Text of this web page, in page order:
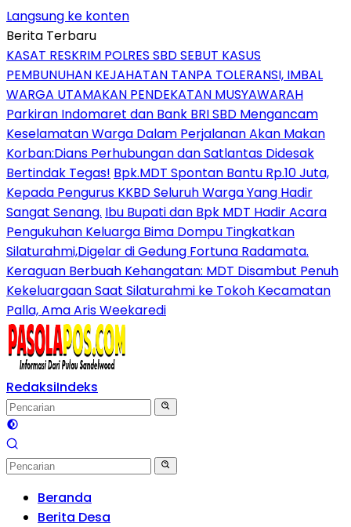
Langsung ke konten
Berita Terbaru
KASAT RESKRIM POLRES SBD SEBUT KASUS
PEMBUNUHAN KEJAHATAN TANPA TOLERANSI, IMBAL
WARGA UTAMAKAN PENDEKATAN MUSYAWARAH
Parkiran Indomaret dan Bank BRI SBD Mengancam
Keselamatan Warga Dalam Perjalanan Akan Makan
Korban:Dians Perhubungan dan Satlantas Didesak
Bertindak Tegas! Bpk.MDT Spontan Bantu Rp.10 Juta,
Kepada Pengurus KKBD Seluruh Warga Yang Hadir
Sangat Senang. Ibu Bupati dan Bpk MDT Hadir Acara
Pengukuhan Keluarga Bima Dompu Tingkatkan
Silaturahmi,Digelar di Gedung Fortuna Radamata.
Keraguan Berbuah Kehangatan: MDT Disambut Penuh
Kekeluargaan Saat Silaturahmi ke Tokoh Kecamatan
Palla, Ama Aris Weekaredi
RedaksiIndeks
Beranda
Berita Desa